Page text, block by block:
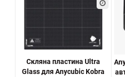
Скляна пластина Ultra
Glass для Anycubic Kobra